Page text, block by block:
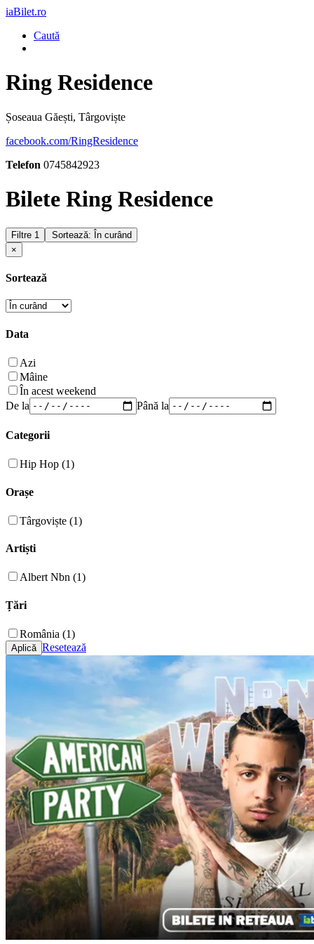
iaBilet.ro
Caută
Ring Residence
Șoseaua Găești, Târgoviște
facebook.com/RingResidence
Telefon 0745842923
Bilete Ring Residence
Filtre 1
Sortează: În curând
×
Sortează
Data
Azi
Mâine
În acest weekend
De la
Până la
Categorii
Hip Hop (1)
Orașe
Târgoviște (1)
Artiști
Albert Nbn (1)
Țări
România (1)
Resetează